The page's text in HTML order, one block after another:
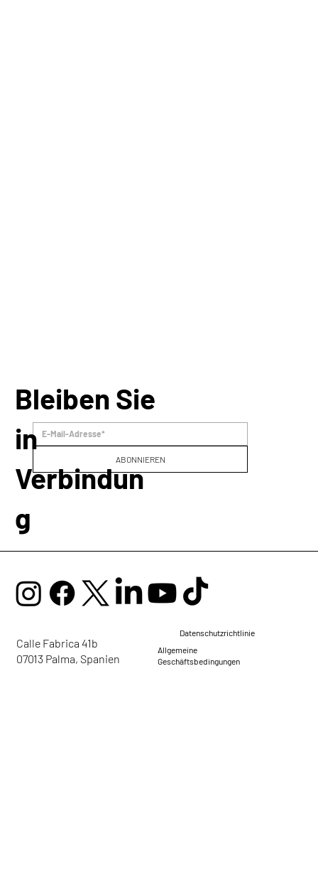
Calle Fabrica 41b
07013 Palma, Spanien
Datenschutzrichtlinie
Allgemeine
Geschäftsbedingungen
ABONNIEREN
Bleiben Sie
in
Verbindun
g